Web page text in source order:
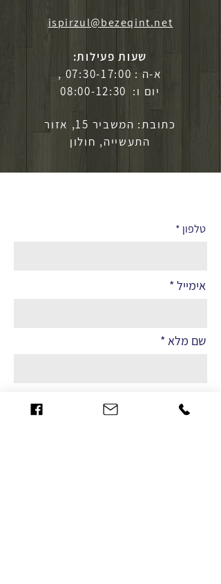
ispirzul@bezeqint.net
שעות פעילות:
א-ה : 07:30-17:00 ,
יום ו: 08:00-12:30
כתובת: המשביר 15, אזור
התעשייה, חולון
טלפון
אימייל
שם מלא